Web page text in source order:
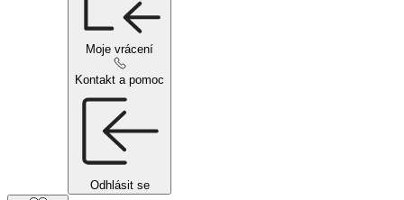
Moje vrácení
Kontakt a pomoc
Odhlásit se